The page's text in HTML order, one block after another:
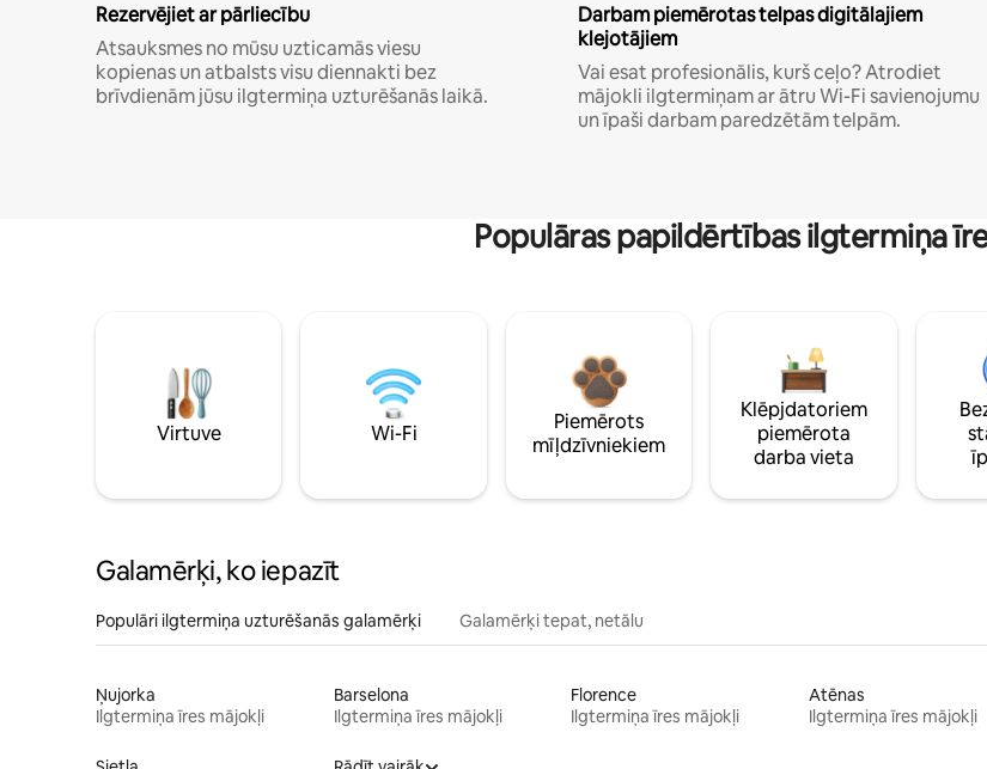
Rezervējiet ar pārliecību
Atsauksmes no mūsu uzticamās viesu
kopienas un atbalsts visu diennakti bez
brīvdienām jūsu ilgtermiņa uzturēšanās laikā.
Darbam piemērotas telpas digitālajiem
klejotājiem
Vai esat profesionālis, kurš ceļo? Atrodiet
mājokli ilgtermiņam ar ātru Wi-Fi savienojumu
un īpaši darbam paredzētām telpām.
Populāras papildērtības ilgtermiņa
Virtuve Wi-Fi
Piemērots
mīļdzīvniekiem
Klēpjdatoriem
piemērota
darba vieta
Galamērķi, ko iepazīt
Populāri ilgtermiņa uzturēšanās galamērķi Galamērķi tepat, netālu
Ņujorka
Ilgtermiņa īres mājokļi
Barselona
Ilgtermiņa īres mājokļi
Florence
Ilgtermiņa īres mājokļi
Atēnas
Ilgtermiņa īres mājokļi